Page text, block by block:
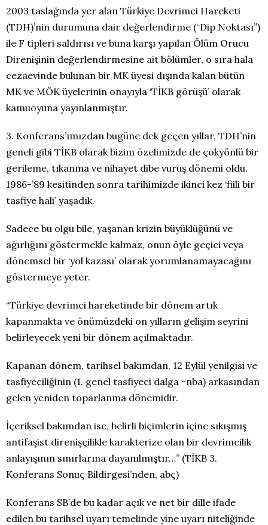
2003 taslağında yer alan Türkiye Devrimci Hareketi
(TDH)’nin durumuna dair değerlendirme (“Dip Noktası”)
ile F tipleri saldırısı ve buna karşı yapılan Ölüm Orucu
Direnişinin değerlendirmesine ait bölümler, o sıra hala
cezaevinde bulunan bir MK üyesi dışında kalan bütün
MK ve MÖK üyelerinin onayıyla ‘TİKB görüşü’ olarak
kamuoyuna yayınlanmıştır.
3. Konferans’ımızdan bugüne dek geçen yıllar, TDH’nin
geneli gibi TİKB olarak bizim özelimizde de çokyönlü bir
gerileme, tıkanma ve nihayet dibe vuruş dönemi oldu.
1986-’89 kesitinden sonra tarihimizde ikinci kez ‘fiili bir
tasfiye hali’ yaşadık.
Sadece bu olgu bile, yaşanan krizin büyüklüğünü ve
ağırlığını göstermekle kalmaz, onun öyle geçici veya
dönemsel bir ‘yol kazası’ olarak yorumlanamayacağını
göstermeye yeter.
“Türkiye devrimci hareketinde bir dönem artık
kapanmakta ve önümüzdeki on yılların gelişim seyrini
belirleyecek yeni bir dönem açılmaktadır.
Kapanan dönem, tarihsel bakımdan, 12 Eylül yenilgisi ve
tasfiyeciliğinin (1. genel tasfiyeci dalga -nba) arkasından
gelen yeniden toparlanma dönemidir.
İçeriksel bakımdan ise, belirli biçimlerin içine sıkışmış
antifaşist direnişçilikle karakterize olan bir devrimcilik
anlayışının sınırlarına dayanılmıştır…” (TİKB 3.
Konferans Sonuç Bildirgesi’nden, abç)
Konferans SB’de bu kadar açık ve net bir dille ifade
edilen bu tarihsel uyarı temelinde yine uyarı niteliğinde